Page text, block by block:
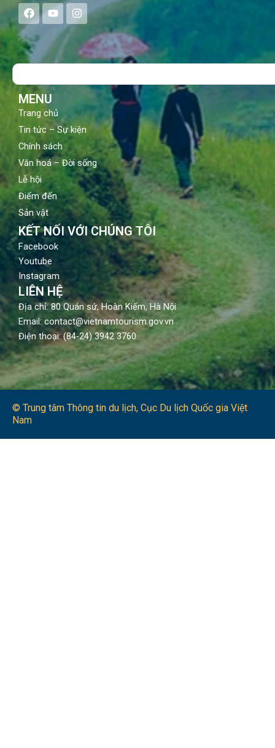
F
a
c
e
b
o
Y
o
u
t
u
b
I
n
s
a
g
Search
MENU
Trang chủ
Tin tức – Sự kiện
Chính sách
Văn hoá – Đời sống
Lễ hội
Điểm đến
Sản vật
KẾT NỐI VỚI CHÚNG TÔI
Facebook
Youtube
Instagram
LIÊN HỆ
Địa chỉ: 80 Quán sứ, Hoàn Kiếm, Hà Nội
Email: contact@vietnamtourism.gov.vn
Điện thoại: (84-24) 3942 3760
© Trung tâm Thông tin du lịch​, Cục Du lịch Quốc gia Việt
Nam